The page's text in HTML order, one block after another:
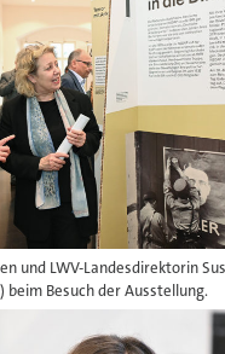
und LWV-Landesdirektorin
beim Besuch der Ausstellung.